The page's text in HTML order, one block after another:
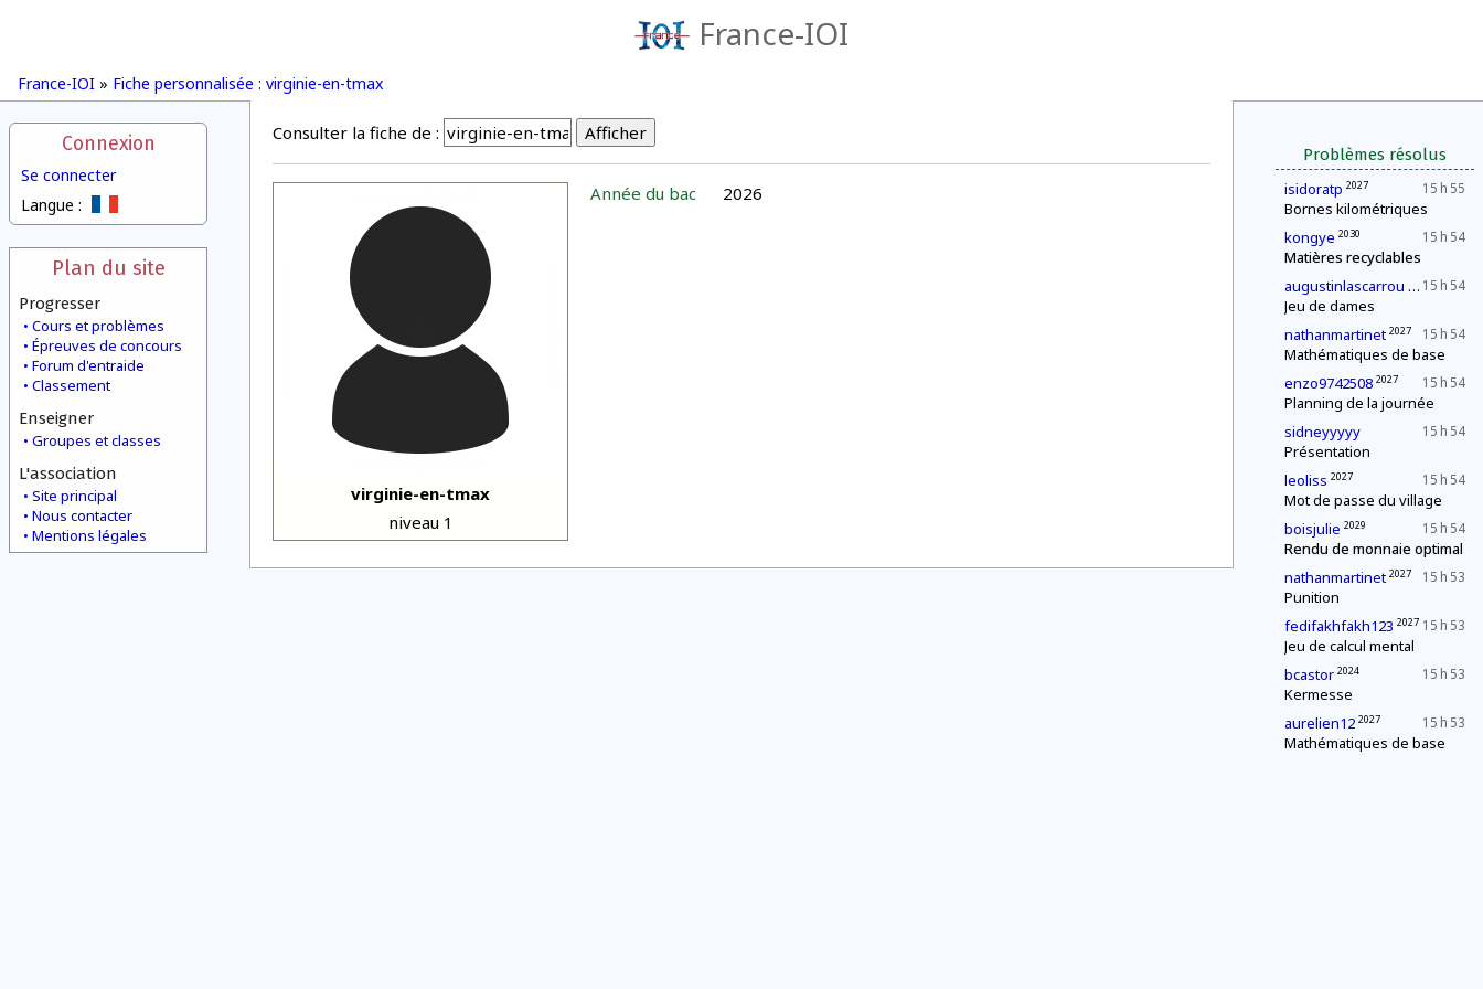
France-IOI
France-IOI » Fiche personnalisée : virginie-en-tmax
Connexion
Se connecter
Langue :
Plan du site
Progresser
Cours et problèmes
Épreuves de concours
Forum d'entraide
Classement
Enseigner
Groupes et classes
L'association
Site principal
Nous contacter
Mentions légales
Problèmes résolus
15 h 55
isidoratp 2027
Bornes kilométriques
15 h 54
kongye 2030
Matières recyclables
15 h 54
augustinlascarrou 2027
Jeu de dames
15 h 54
nathanmartinet 2027
Mathématiques de base
15 h 54
enzo9742508 2027
Planning de la journée
15 h 54
sidneyyyyy
Présentation
15 h 54
leoliss 2027
Mot de passe du village
15 h 54
boisjulie 2029
Rendu de monnaie optimal
15 h 53
nathanmartinet 2027
Punition
15 h 53
fedifakhfakh123 2027
Jeu de calcul mental
15 h 53
bcastor 2024
Kermesse
15 h 53
aurelien12 2027
Mathématiques de base
Consulter la fiche de :
virginie-en-tmax
niveau 1
Année du bac 2026